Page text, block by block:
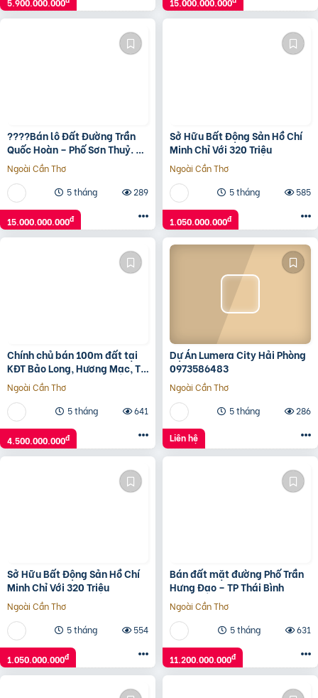
????Bán lô Đất Đường Trần
Quốc Hoàn – Phố Sơn Thuỷ. LH
0905233234
Ngoài Cần Thơ
5 tháng
289
15.000.000.000đ
Sở Hữu Bất Động Sản Hồ Chí
Minh Chỉ Với 320 Triệu
Ngoài Cần Thơ
5 tháng
585
1.050.000.000đ
Chính chủ bán 100m đất tại
KĐT Bảo Long, Hương Mạc, Từ
Sơn, Bắc Ninh giá đầu tư
Ngoài Cần Thơ
5 tháng
641
4.500.000.000đ
Dự Án Lumera City Hải Phòng
0973586483
Ngoài Cần Thơ
5 tháng
286
Liên hệ
Sở Hữu Bất Động Sản Hồ Chí
Minh Chỉ Với 320 Triệu
Ngoài Cần Thơ
5 tháng
554
1.050.000.000đ
Bán đất mặt đường Phố Trần
Hưng Đạo – TP Thái Bình
Ngoài Cần Thơ
5 tháng
631
11.200.000.000đ